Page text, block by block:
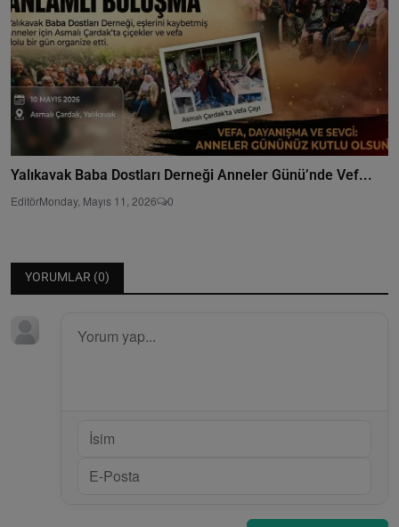
Yalıkavak Baba Dostları Derneği Anneler Günü’nde Vef...
EditörMonday, Mayıs 11, 2026 0
YORUMLAR (0)